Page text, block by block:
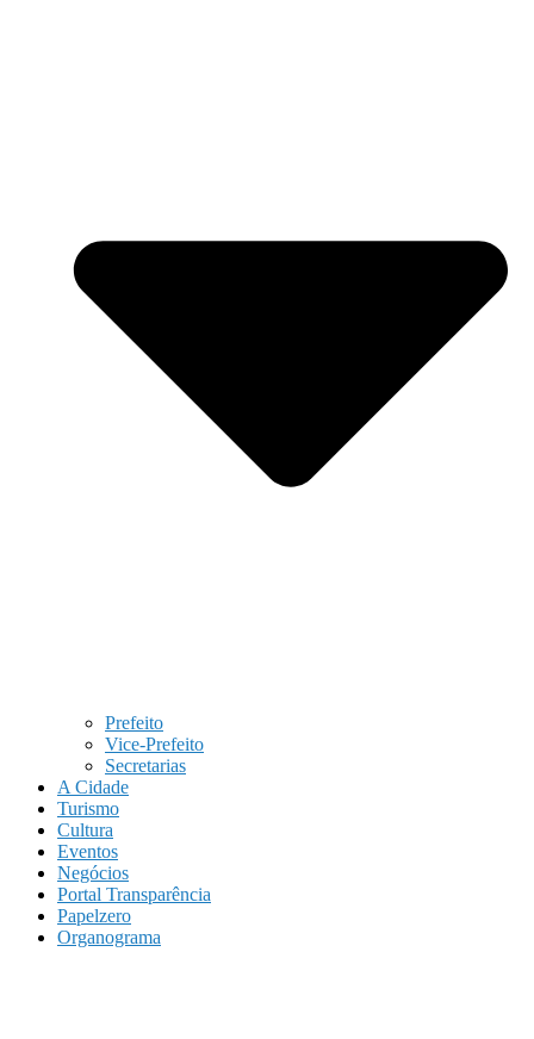
Prefeito
Vice-Prefeito
Secretarias
A Cidade
Turismo
Cultura
Eventos
Negócios
Portal Transparência
Papelzero
Organograma